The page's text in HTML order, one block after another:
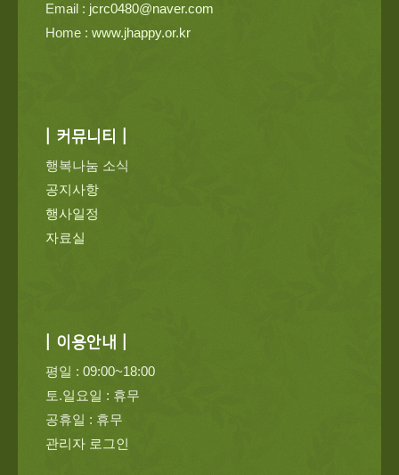
Email : jcrc0480@naver.com
Home : www.jhappy.or.kr
| 커뮤니티 |
행복나눔 소식
공지사항
행사일정
자료실
| 이용안내 |
평일 : 09:00~18:00
토.일요일 : 휴무
공휴일 : 휴무
관리자 로그인